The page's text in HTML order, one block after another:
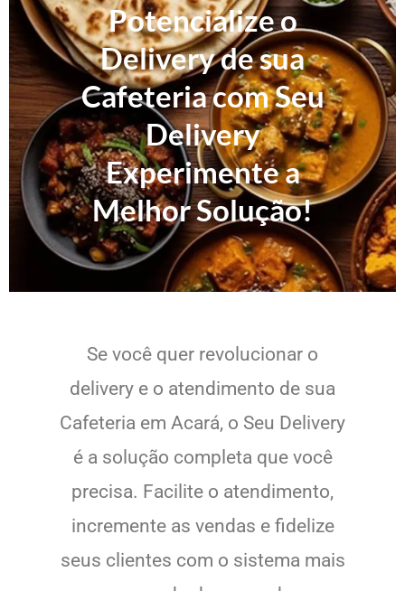
Potencialize o
Delivery de sua
Cafeteria com Seu
Delivery
Experimente a
Melhor Solução!
Se você quer revolucionar o
delivery e o atendimento de sua
Cafeteria em Acará, o Seu Delivery
é a solução completa que você
precisa. Facilite o atendimento,
incremente as vendas e fidelize
seus clientes com o sistema mais